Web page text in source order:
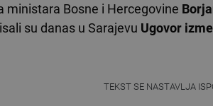
ministara Bosne i Hercegovine
su danas u Sarajevu Ugovor
TEKST SE NASTAVLJA